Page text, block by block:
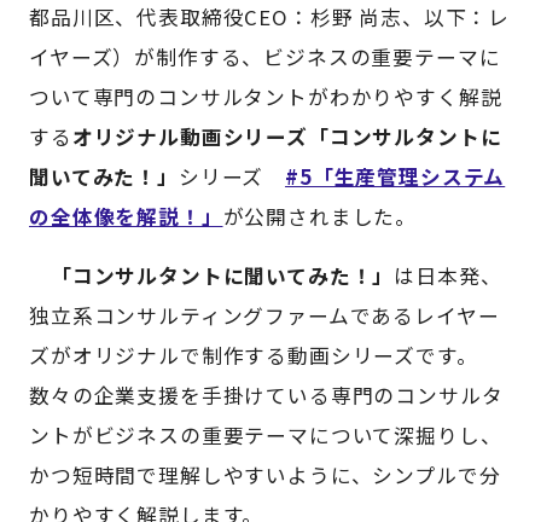
都品川区、代表取締役CEO：杉野 尚志、以下：レ
イヤーズ）が制作する、ビジネスの重要テーマに
ついて専門のコンサルタントがわかりやすく解説
するオリジナル動画シリーズ「コンサルタントに
聞いてみた！」 シリーズ #5「生産管理システム
の全体像を解説！」 が公開されました。
「コンサルタントに聞いてみた！」 は日本発、
独立系コンサルティングファームであるレイヤー
ズがオリジナルで制作する動画シリーズです。
数々の企業支援を手掛けている専門のコンサルタ
ントがビジネスの重要テーマについて深掘りし、
かつ短時間で理解しやすいように、シンプルで分
かりやすく解説します。